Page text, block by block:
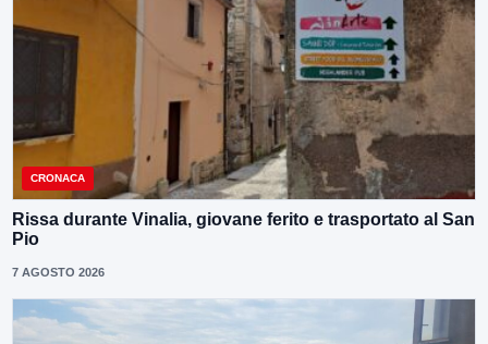
CRONACA
Rissa durante Vinalia, giovane ferito e trasportato al San
Pio
7 AGOSTO 2026